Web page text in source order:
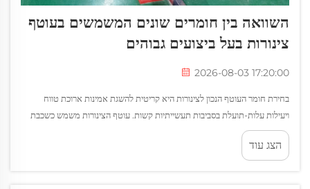
השוואה בין חומרים שונים המשמשים בעוטף
צינורות בעל ביצועים גבוהים
2026-08-03 17:20:00
בחירת חומר העוטף הנכון לצינורות היא קריטית להשגת אמינות ארוכת טווח
ויעילות עלות-תועלת בסביבות תעשייתיות קשות. עוטף הצינורות משמש כשכבת
הגנה שמונעת קורוזיה, מאריכה את חיי הנכסים ומשמרת...
הצג עוד